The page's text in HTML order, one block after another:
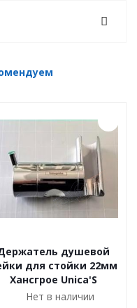
душевой
для стойки 22мм
Хансгрое Unica'S
Нет в наличии